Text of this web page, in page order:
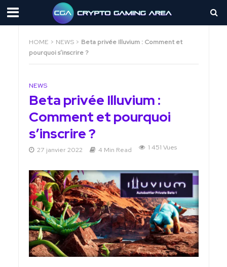
HOME > NEWS> Beta privée Illuvium : Comment et
pourquoi s’inscrire ?
NEWS
Beta privée Illuvium :
Comment et pourquoi
s’inscrire ?
27 janvier 2022 4 Min Read 1 451 Vues